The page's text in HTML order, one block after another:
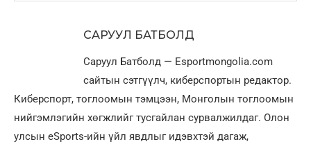
САРУУЛ БАТБОЛД
Саруул Батболд — Esportmongolia.com
сайтын сэтгүүлч, киберспортын редактор.
Киберспорт, тоглоомын тэмцээн, Монголын тоглоомын
нийгэмлэгийн хөгжлийг тусгайлан сурвалжилдаг. Олон
улсын eSports-ийн үйл явдлыг идэвхтэй дагаж,